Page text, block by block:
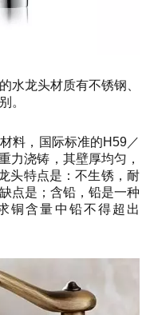
水龙头材质有不锈钢、
。
料，国际标准的H59／
力浇铸，其壁厚均匀，
头特点是：不生锈，耐
点是；含铅，铅是一种
铜含量中铅不得超出